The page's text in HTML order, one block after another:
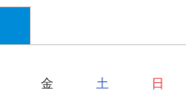
金 土 日